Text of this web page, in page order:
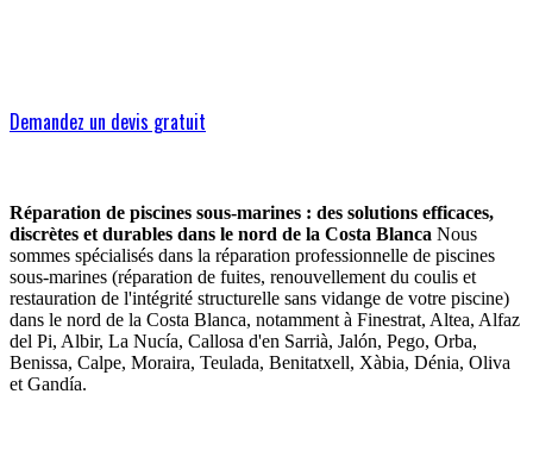
Demandez un devis gratuit
Réparation de piscines sous-marines : des solutions efficaces,
discrètes et durables dans le nord de la Costa Blanca Nous
sommes spécialisés dans la réparation professionnelle de piscines
sous-marines (réparation de fuites, renouvellement du coulis et
restauration de l'intégrité structurelle sans vidange de votre piscine)
dans le nord de la Costa Blanca, notamment à Finestrat, Altea, Alfaz
del Pi, Albir, La Nucía, Callosa d'en Sarrià, Jalón, Pego, Orba,
Benissa, Calpe, Moraira, Teulada, Benitatxell, Xàbia, Dénia, Oliva
et Gandía.